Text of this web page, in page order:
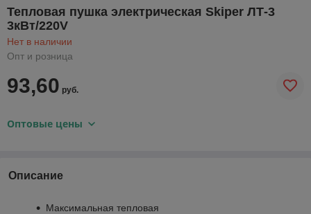
Тепловая пушка электрическая Skiper ЛТ-3
3кВт/220V
Нет в наличии
Опт и розница
93,60 руб.
Оптовые цены
Описание
Максимальная тепловая